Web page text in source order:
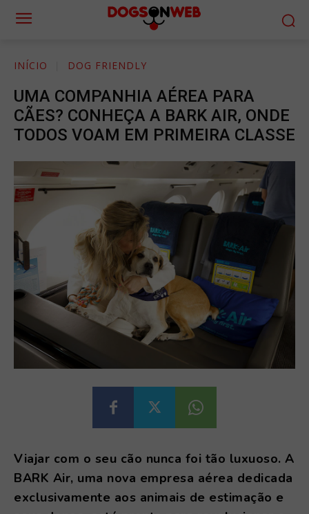
INÍCIO DOG FRIENDLY
UMA COMPANHIA AÉREA PARA
CÃES? CONHEÇA A BARK AIR, ONDE
TODOS VOAM EM PRIMEIRA CLASSE
Viajar com o seu cão nunca foi tão luxuoso. A
BARK Air, uma nova empresa aérea dedicada
exclusivamente aos animais de estimação e